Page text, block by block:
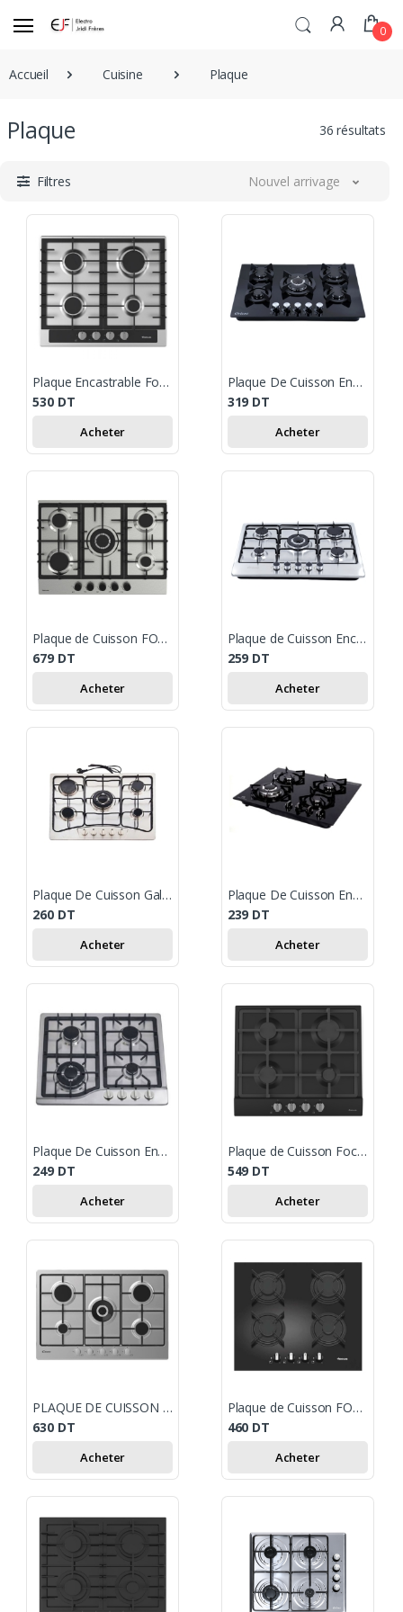
0
Accueil Cuisine Plaque
Plaque 36 résultats
Filtres Nouvel arrivage
Plaque Encastrable Focus 4F - 60CM
530 DT
Acheter
Plaque De Cuisson Encastrable ORIENT 5 Feux - Noir
319 DT
Acheter
Plaque de Cuisson FOCUS 5 Feux 70 cm - Inox
679 DT
Acheter
Plaque de Cuisson Encastrable Orient 5 Feux 70Cm Inox
259 DT
Acheter
Plaque De Cuisson Galaxy Naturel SILVER 5 Feux 90 cm - Inox
260 DT
Acheter
Plaque De Cuisson Encastrable GALAXY NATUREL 4 Feux - Noir
239 DT
Acheter
Plaque De Cuisson Encastrable GALAXY NATUREL 4 Feux - Inox
249 DT
Acheter
Plaque de Cuisson Focus Fonte Thermocouple 60 cm F.4008BS Noir
549 DT
Acheter
PLAQUE DE CUISSON CANDY 5 FEUX 75 CM INOX
630 DT
Acheter
Plaque de Cuisson FOCUS F409B 4 Feux 60 cm - Noir
460 DT
Acheter